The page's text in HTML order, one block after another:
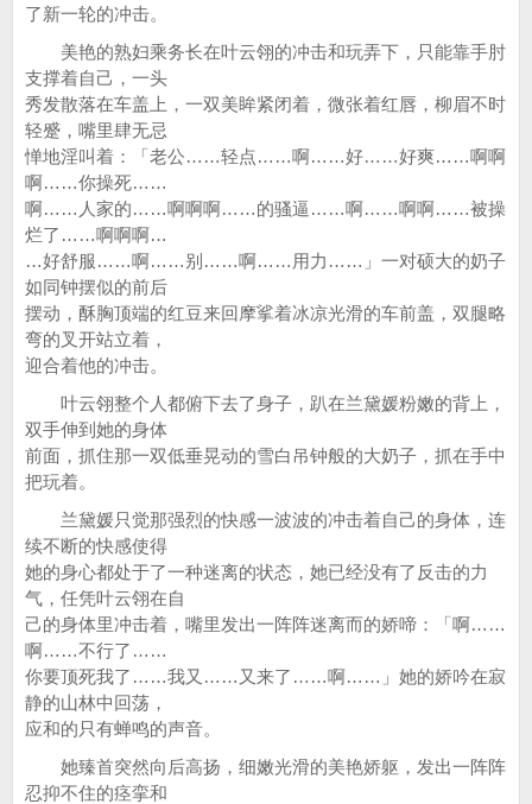
了新一轮的冲击。
美艳的熟妇乘务长在叶云翎的冲击和玩弄下，只能靠手肘
支撑着自己，一头
秀发散落在车盖上，一双美眸紧闭着，微张着红唇，柳眉不时
轻蹙，嘴里肆无忌
惮地淫叫着：「老公……轻点……啊……好……好爽……啊啊
啊……你操死……
啊……人家的……啊啊啊……的骚逼……啊……啊啊……被操
烂了……啊啊啊…
…好舒服……啊……别……啊……用力……」一对硕大的奶子
如同钟摆似的前后
摆动，酥胸顶端的红豆来回摩挲着冰凉光滑的车前盖，双腿略
弯的叉开站立着，
迎合着他的冲击。
叶云翎整个人都俯下去了身子，趴在兰黛媛粉嫩的背上，
双手伸到她的身体
前面，抓住那一双低垂晃动的雪白吊钟般的大奶子，抓在手中
把玩着。
兰黛媛只觉那强烈的快感一波波的冲击着自己的身体，连
续不断的快感使得
她的身心都处于了一种迷离的状态，她已经没有了反击的力
气，任凭叶云翎在自
己的身体里冲击着，嘴里发出一阵阵迷离而的娇啼：「啊……
啊……不行了……
你要顶死我了……我又……又来了……啊……」她的娇吟在寂
静的山林中回荡，
应和的只有蝉鸣的声音。
她臻首突然向后高扬，细嫩光滑的美艳娇躯，发出一阵阵
忍抑不住的痉挛和